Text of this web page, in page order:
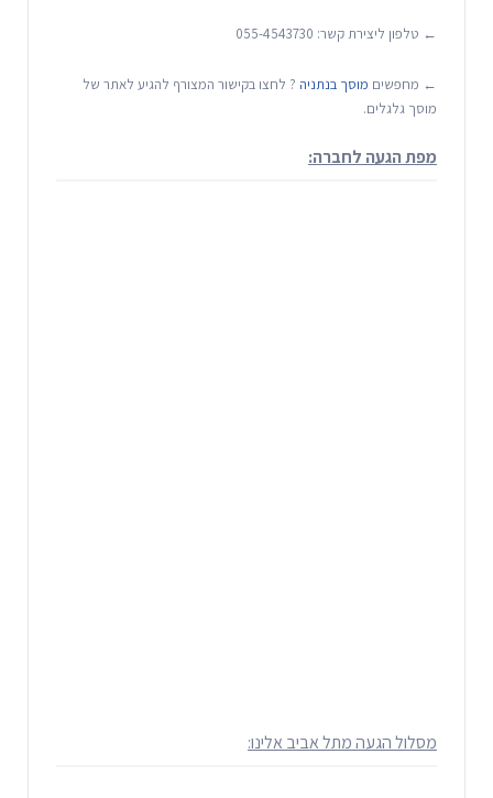
← טלפון ליצירת קשר: 055-4543730
← מחפשים מוסך בנתניה ? לחצו בקישור המצורף להגיע לאתר של
מוסך גלגלים.
מפת הגעה לחברה:
מסלול הגעה מתל אביב אלינו: